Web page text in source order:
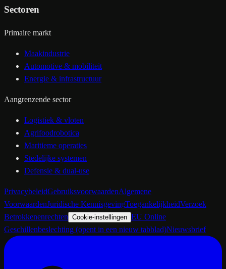
Sectoren
Primaire markt
Maakindustrie
Automotive & mobiliteit
Energie & infrastructuur
Aangrenzende sector
Logistiek & vloten
Agrifoodrobotica
Maritieme operaties
Stedelijke systemen
Defensie & dual-use
PrivacybeleidGebruiksvoorwaardenAlgemene
VoorwaardenJuridische KennisgevingToegankelijkheidVerzoek
Betrokkenenrechten Cookie-instellingen EU Online
Geschillenbeslechting (opent in een nieuw tabblad)Nieuwsbrief